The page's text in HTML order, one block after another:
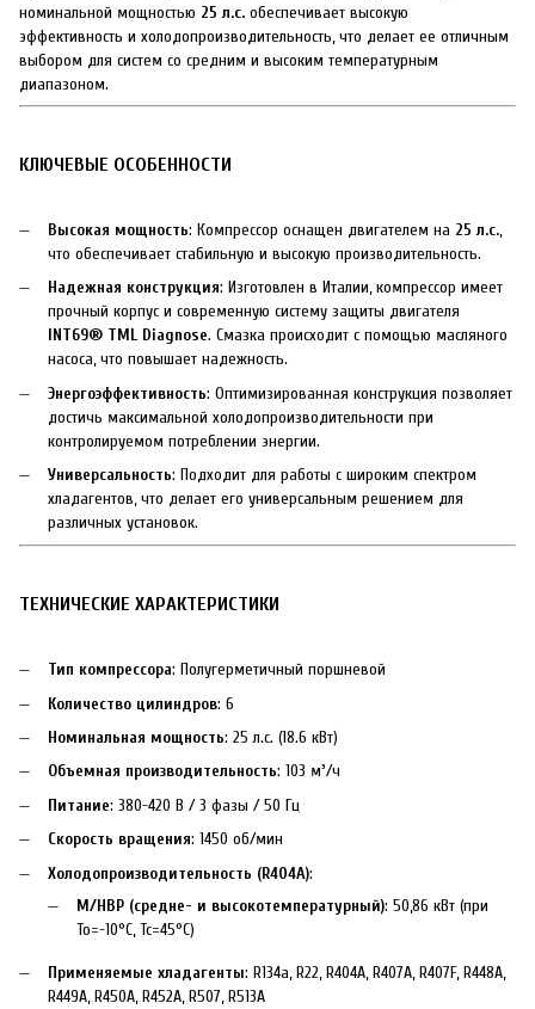
номинальной мощностью 25 л.с. обеспечивает высокую
эффективность и холодопроизводительность, что делает ее отличным
выбором для систем со средним и высоким температурным
диапазоном.
КЛЮЧЕВЫЕ ОСОБЕННОСТИ
Высокая мощность: Компрессор оснащен двигателем на 25 л.с.,
что обеспечивает стабильную и высокую производительность.
Надежная конструкция: Изготовлен в Италии, компрессор имеет
прочный корпус и современную систему защиты двигателя
INT69® TML Diagnose. Смазка происходит с помощью масляного
насоса, что повышает надежность.
Энергоэффективность: Оптимизированная конструкция позволяет
достичь максимальной холодопроизводительности при
контролируемом потреблении энергии.
Универсальность: Подходит для работы с широким спектром
хладагентов, что делает его универсальным решением для
различных установок.
ТЕХНИЧЕСКИЕ ХАРАКТЕРИСТИКИ
Тип компрессора: Полугерметичный поршневой
Количество цилиндров: 6
Номинальная мощность: 25 л.с. (18.6 кВт)
Объемная производительность: 103 м³/ч
Питание: 380-420 В / 3 фазы / 50 Гц
Скорость вращения: 1450 об/мин
Холодопроизводительность (R404A):
M/HBP (средне- и высокотемпературный): 50,86 кВт (при
To=-10°C, Tc=45°C)
Применяемые хладагенты: R134a, R22, R404A, R407A, R407F, R448A,
R449A, R450A, R452A, R507, R513A